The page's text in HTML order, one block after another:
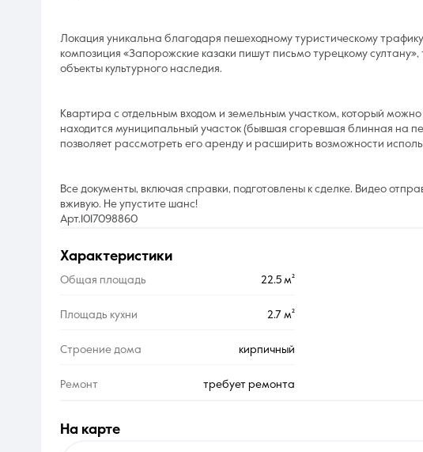
характеристики
Общая площадь 22.5 м²
Площадь кухни 2.7 м²
Строение дома кирпичный
Ремонт требует ремонта
Локация уникальна благодаря пешеходному туристическому
композиция «Запорожские казаки пишут письмо турецкому
объекты культурного наследия.
Квартира с отдельным входом и земельным участком, который
находится муниципальный участок (бывшая сгоревшая блинная на
позволяет рассмотреть его аренду и расширить возможности
Все документы, включая справки, подготовлены к сделке. Видео
вживую. Не упустите шанс!
Арт.1017098860
на карте